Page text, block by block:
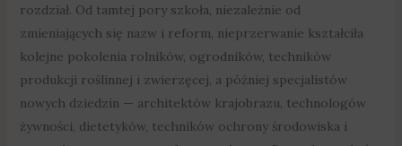
rozdział. Od tamtej pory szkoła, niezależnie od
zmieniających się nazw i reform, nieprzerwanie kształciła
kolejne pokolenia rolników, ogrodników, techników
produkcji roślinnej i zwierzęcej, a później specjalistów
nowych dziedzin — architektów krajobrazu, technologów
żywności, dietetyków, techników ochrony środowiska i